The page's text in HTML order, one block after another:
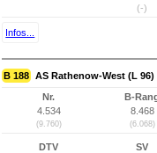
(-)
Infos...
B 188 AS Rathenow-West (L
Nr.
4.534
(9.760)
B-
8.468
(6.068)
DTV
SV